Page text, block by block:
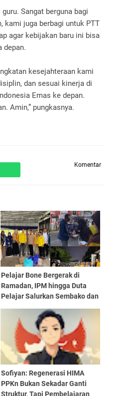
Sangat berguna bagi
kami juga berbagi untuk PTT
agar kebijakan baru ini bisa
depan.
kesejahteraan kami
dan sesuai kinerja di
Emas ke depan.
Amin,” pungkasnya.
Komentar
Pelajar Bone Bergerak di
Ramadan, IPM hingga Duta
Pelajar Salurkan Sembako dan
Sofiyan: Regenerasi HIMA
PPKn Bukan Sekadar Ganti
Struktur, Tapi Pembelajaran